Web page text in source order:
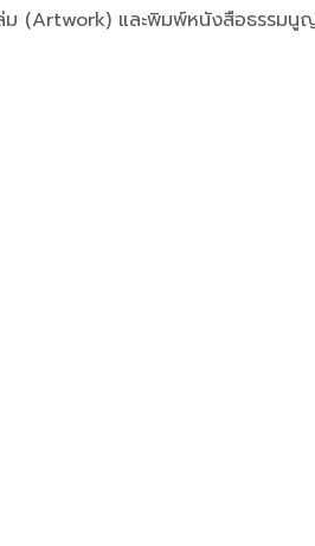
ม (Artwork) และพิมพ์หนังสือธรรมนู